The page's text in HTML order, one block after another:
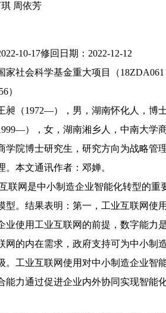
周依芳
10-17修回日期：2022-12-12
家社会科学基金重大项目（
）
昶（1972—），男，湖南怀化人，博
），女，湖南湘乡人，中南大学
学院博士研究生，研究方向为战略
。本文通讯作者：邓婵。
联网是中小制造企业智能化转型的
型。结果表明：第一，工业互联网使
业使用工业互联网的前提，数字能力
网的内在需求，政府支持可为中小制
。工业互联网使用对中小制造企业智
能力通过促进企业内外协同实现智能